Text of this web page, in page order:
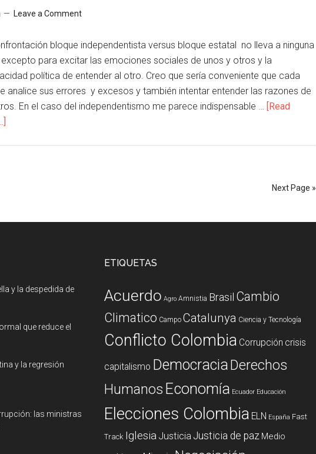
Leave a Comment
bloque independentista versus bloque estatal no lleva a ninguna
para excitar las emociones sociales de unos y otros y la
política de entender al otro. Creo que sería conveniente que cada
analice sus errores y excesos y también intentar entender las razones de
En el caso del independentismo me parece indispensable … [Read
Next Page »
y la despedida de
que reduce el
y la regresión
las ministras
ETIQUETAS
Acuerdo Agro Amnistia Brasil Cambio
Climatico Campo Catalunya Ciencia y Tecnología
Conflicto Colombia Corrupción crisis
capitalismo DemocraciaDerechos
Humanos Economía Ecuador Educación
Elecciones Colombia ELN España Fast
Track Iglesia Justicia Justicia de paz Medio